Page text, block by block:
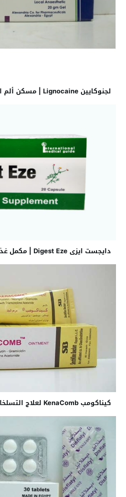
لجنوكايين Lignocaine | مسكن ألم البواسير
دايجست ايزى Digest Eze | مكمل غذائي
كيناكومب KenaComb لعلاج التسلخات والالتهابات الجلدية